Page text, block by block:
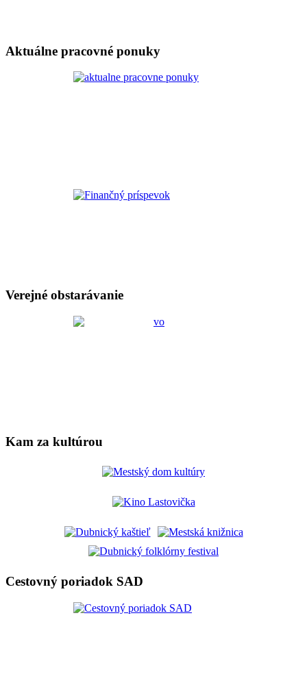
Aktuálne pracovné ponuky
Verejné obstarávanie
Kam za kultúrou
Cestovný poriadok SAD